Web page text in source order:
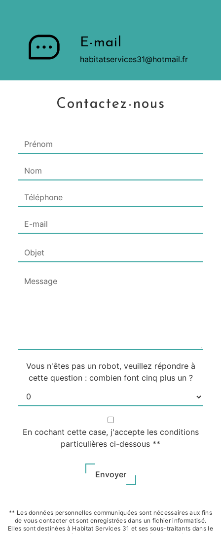
E-mail
habitatservices31@hotmail.fr
Contactez-nous
Vous n'êtes pas un robot, veuillez répondre à
cette question : combien font cinq plus un ?
En cochant cette case, j'accepte les conditions
particulières ci-dessous **
Envoyer
** Les données personnelles communiquées sont nécessaires aux fins
de vous contacter et sont enregistrées dans un fichier informatisé.
Elles sont destinées à Habitat Services 31 et ses sous-traitants dans le